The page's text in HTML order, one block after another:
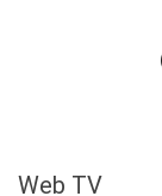
Web TV